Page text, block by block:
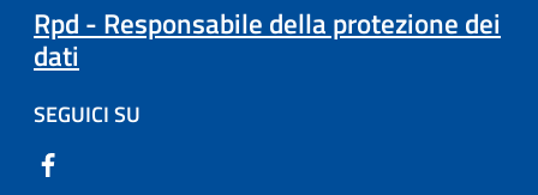
Rpd - Responsabile della protezione dei
dati
SEGUICI SU